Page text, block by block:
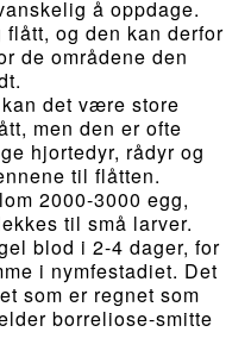
å oppdage.
flått, og den kan derfor
de områdene den
det være store
men den er ofte
hjortedyr, rådyr og
til flåtten.
2000-3000 egg,
til små larver.
blod i 2-4 dager, for
i nymfestadiet. Det
som er regnet som
borreliose-smitte